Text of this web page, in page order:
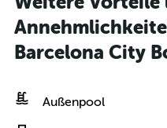
Barcelona City
Außenpool